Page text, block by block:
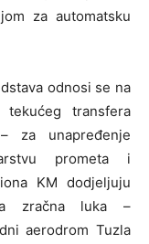
za automatsku
odnosi se na
transfera
za unapređenje
prometa i
KM dodjeljuju
zračna luka –
aerodrom Tuzla